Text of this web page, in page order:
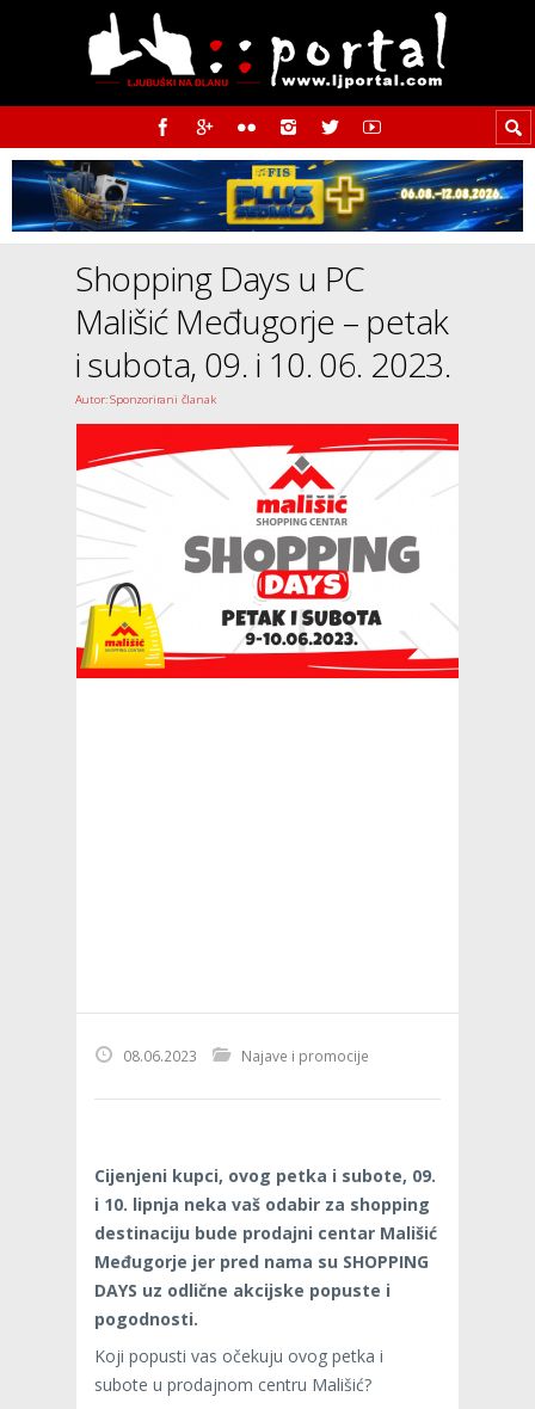
Shopping Days u PC
Mališić Međugorje – petak
i subota, 09. i 10. 06. 2023.
Autor: Sponzorirani članak
08.06.2023 Najave i promocije
Cijenjeni kupci, ovog petka i subote, 09.
i 10. lipnja neka vaš odabir za shopping
destinaciju bude prodajni centar Mališić
Međugorje jer pred nama su SHOPPING
DAYS uz odlične akcijske popuste i
pogodnosti.
Koji popusti vas očekuju ovog petka i
subote u prodajnom centru Mališić?